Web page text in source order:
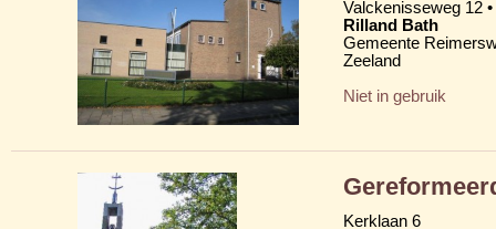
Valckenisseweg 12
Rilland Bath
Gemeente
Zeeland
Niet in gebruik
Kerklaan 6